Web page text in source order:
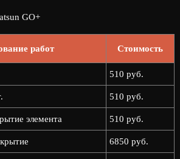
GO+
работ Стоимость
510 руб.
510 руб.
элемента 510 руб.
6850 руб.